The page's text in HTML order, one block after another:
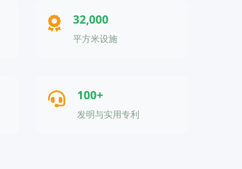
32,000
平方米设施
100+
发明与实用专利